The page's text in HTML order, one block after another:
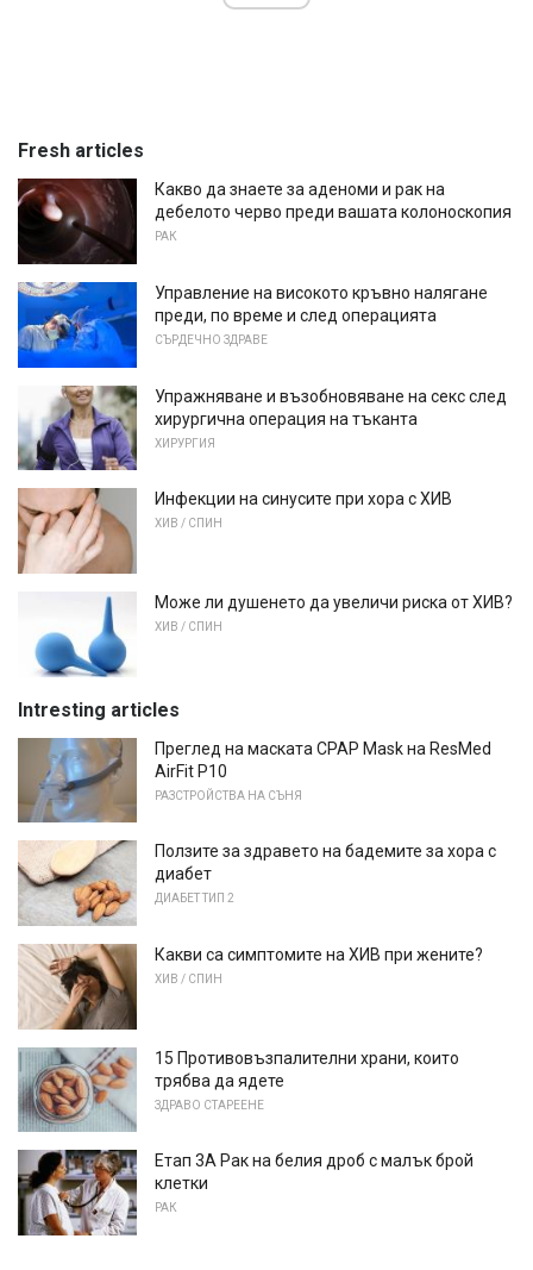
Fresh articles
Какво да знаете за аденоми и рак на
дебелото черво преди вашата колоноскопия
РАК
Управление на високото кръвно налягане
преди, по време и след операцията
СЪРДЕЧНО ЗДРАВЕ
Упражняване и възобновяване на секс след
хирургична операция на тъканта
ХИРУРГИЯ
Инфекции на синусите при хора с ХИВ
ХИВ / СПИН
Може ли душенето да увеличи риска от ХИВ?
ХИВ / СПИН
Intresting articles
Преглед на маската CPAP Mask на ResMed
AirFit P10
РАЗСТРОЙСТВА НА СЪНЯ
Ползите за здравето на бадемите за хора с
диабет
ДИАБЕТ ТИП 2
Какви са симптомите на ХИВ при жените?
ХИВ / СПИН
15 Противовъзпалителни храни, които
трябва да ядете
ЗДРАВО СТАРЕЕНЕ
Етап 3А Рак на белия дроб с малък брой
клетки
РАК